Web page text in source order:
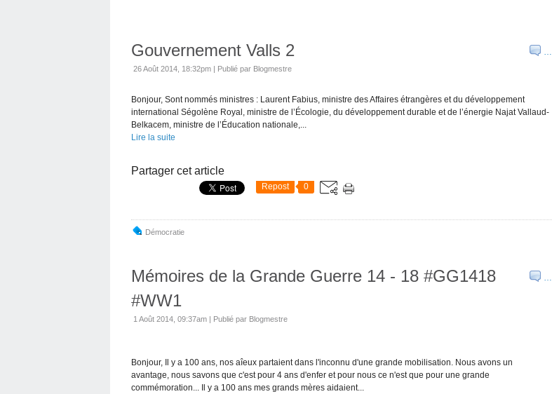
…
Gouvernement Valls 2
26 Août 2014, 18:32pm | Publié par Blogmestre
Bonjour, Sont nommés ministres : Laurent Fabius, ministre des Affaires étrangères et du développement
international Ségolène Royal, ministre de l’Écologie, du développement durable et de l’énergie Najat Vallaud-
Belkacem, ministre de l’Éducation nationale,...
Lire la suite
Partager cet article
Repost 0
Démocratie
…
Mémoires de la Grande Guerre 14 - 18 #GG1418
#WW1
1 Août 2014, 09:37am | Publié par Blogmestre
Bonjour, Il y a 100 ans, nos aîeux partaient dans l'inconnu d'une grande mobilisation. Nous avons un
avantage, nous savons que c'est pour 4 ans d'enfer et pour nous ce n'est que pour une grande
commémoration... Il y a 100 ans mes grands mères aidaient...